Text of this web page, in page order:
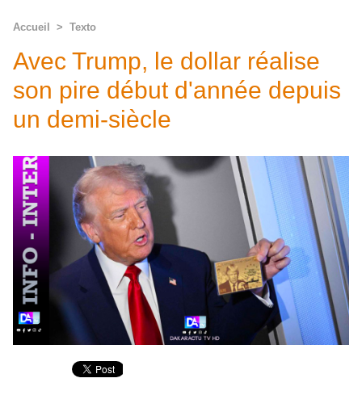
Accueil > Texto
Avec Trump, le dollar réalise
son pire début d'année depuis
un demi-siècle